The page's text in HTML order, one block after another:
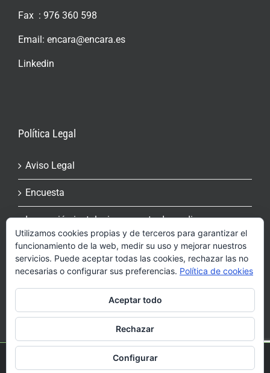
Fax : 976 360 598
Email: encara@encara.es
Linkedin
Política Legal
Aviso Legal
Encuesta
Inspección instalaciones contra Incendios
Más información sobre las cookies
Política de cookies
Copyright 2017 Encara | Todo los derechos reservados | Diseñado por
indexDesarrollo
Utilizamos cookies propias y de terceros para garantizar el
funcionamiento de la web, medir su uso y mejorar nuestros
servicios. Puede aceptar todas las cookies, rechazar las no
necesarias o configurar sus preferencias. Política de cookies
Aceptar todo
Rechazar
Configurar